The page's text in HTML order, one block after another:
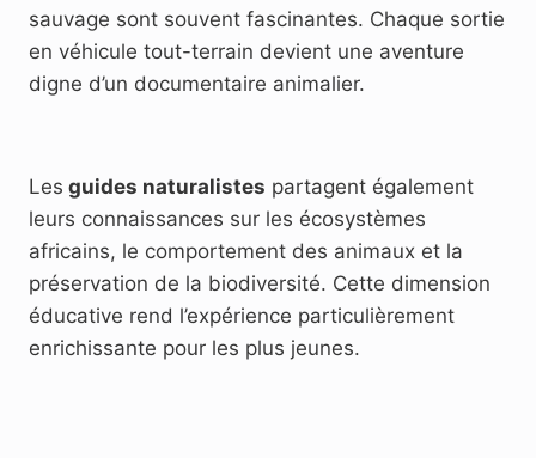
sauvage sont souvent fascinantes. Chaque sortie
en véhicule tout-terrain devient une aventure
digne d’un documentaire animalier.
Les guides naturalistes partagent également
leurs connaissances sur les écosystèmes
africains, le comportement des animaux et la
préservation de la biodiversité. Cette dimension
éducative rend l’expérience particulièrement
enrichissante pour les plus jeunes.